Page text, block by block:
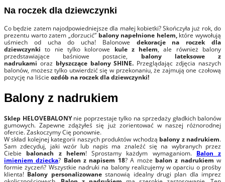
Na roczek dla dziewczynki
Co będzie zatem najodpowiedniejsze dla małej kobietki? Skończyła już rok, do
prezentu warto zatem „dorzucić” balony napełnione helem, które wywołują
uśmiech od ucha do ucha! Balonowe dekoracje na roczek dla
dziewczynki to nie tylko kolorowe kule z helem, ale również balony
przedstawiające baśniowe postacie, balony lateksowe z
nadrukami oraz błyszczące balony SHINE. Przeglądając zdjęcia naszych
balonów, możesz tylko utwierdzić się w przekonaniu, że zajmują one czołową
pozycję na liście ozdób na roczek dla dziewczynki!
Balony z nadrukiem
Sklep HELOVEBALONYnie poprzestaje tylko na sprzedaży gładkich balonów
gumowych. Zapewne zdążyłeś się już zorientować w naszej różnorodnej
ofercie. Zaskoczymy Cię ponownie.
W skład kolejnej kategorii naszych produktów wchodzą balony z nadrukiem.
Sam zdecyduj, jaki wzór lub napis ma znaleźć się na wybranych przez
Ciebie balonach z helem! Sprostamy każdym wymaganiom. Balon z
imieniem dziecka? Balon z napisem 18? A może balon z nadrukiem w
formie życzeń? Wszystkie nadruki na balony realizujemy w oparciu o prośby
klienta! Balony personalizowanestanowią idealny drugi plan dla imprez